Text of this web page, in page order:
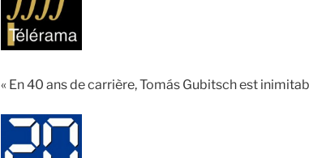
« En 40 ans de carrière, Tomás Gubitsch est